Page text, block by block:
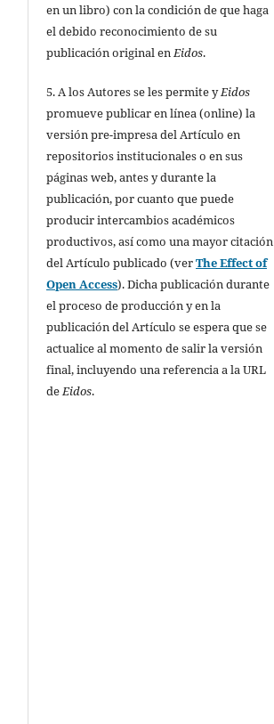
en un libro) con la condición de que haga
el debido reconocimiento de su
publicación original enEidos.
5. A los Autores se les permite yEidos
promueve publicar en línea (online) la
versión pre-impresa del Artículo en
repositorios institucionales o en sus
páginas web, antes y durante la
publicación, por cuanto que puede
producir intercambios académicos
productivos, así como una mayor citación
del Artículo publicado (verThe Effect of
Open Access). Dicha publicación durante
el proceso de producción y en la
publicación del Artículo se espera que se
actualice al momento de salir la versión
final, incluyendo una referencia a la URL
deEidos.